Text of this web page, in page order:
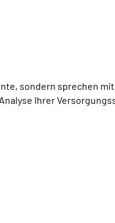
sondern sprechen
Ihrer